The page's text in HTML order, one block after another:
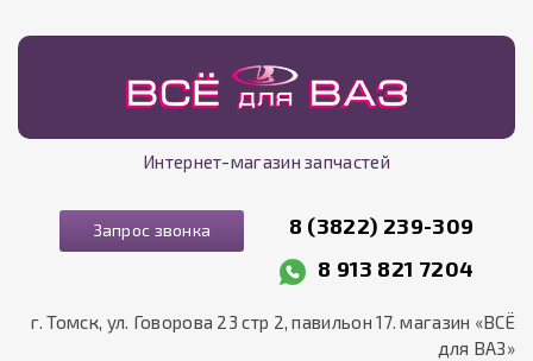
Интернет-магазин запчастей
Запрос звонка
8 (3822) 239-309
8 913 821 7204
г. Томск, ул. Говорова 23 стр 2, павильон 17. магазин «ВСЁ
для ВАЗ»